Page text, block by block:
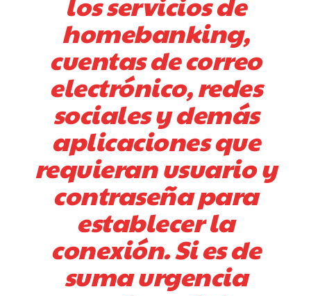
homebanking,
cuentas de correo
electrónico, redes
sociales y demás
aplicaciones que
requieran usuario y
contraseña para
establecer la
conexión. Si es de
suma urgencia